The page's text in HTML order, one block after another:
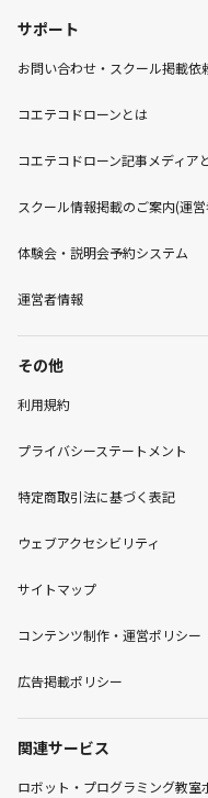
サポート
お問い合わせ・スクール掲載依
コエテコドローンとは
コエテコドローン記事メディア
スクール情報掲載のご案内(運
体験会・説明会予約システム
運営者情報
その他
利用規約
プライバシーステートメント
特定商取引法に基づく表記
ウェブアクセシビリティ
サイトマップ
コンテンツ制作・運営ポリシー
広告掲載ポリシー
関連サービス
ロボット・プログラミング教室